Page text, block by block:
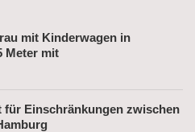
mit Kinderwagen in
Meter mit
für Einschränkungen zwischen